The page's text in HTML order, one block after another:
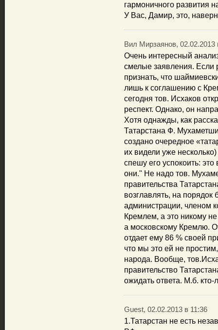
гармоничного развития
У Вас, Дамир, это,
Вил Мирзаянов, 02.02.2013
Очень интересный
смелые заявления.
признать, что
лишь к соглашению с
сегодня тов. Исхаков
респект. Однако, он
Хотя однажды, как
Татарстана Ф.
создано очередное
их видели уже
спешу его успокоить:
они." Не надо тов.
правительства
возглавлять, на
администрации, членом
Кремлем, а это никому не
а московскому Кремлю.
отдает ему 86 % своей
что мы это ей не
народа. Вообще,
правительство
ожидать ответа. М.б.
Guest, 02.02.2013 в 11:36
1.Татарстан не есть